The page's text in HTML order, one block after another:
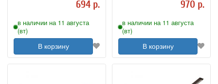
губка, ручка), для дома и о
694 р.
в наличии на 11 августа
(вт)
В корзину
970 р.
в наличии на 11 августа
(вт)
В корзину